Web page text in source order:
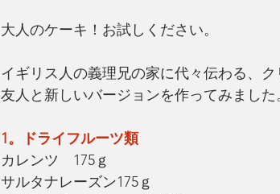
大人のケーキ！お試しください。
イギリス人の義理兄の家に代々伝わる、
友人と新しいバージョンを作ってみました
1。ドライフルーツ類
カレンツ　175ｇ
サルタナレーズン175ｇ